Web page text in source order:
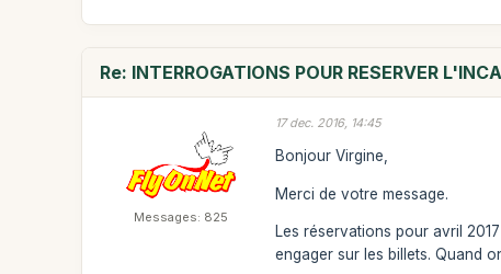
Re: INTERROGATIONS POUR RESERVER
Messages: 825
17 dec. 2016, 14:45
Bonjour Virgine,
Merci de votre message.
Les réservations pour avril
engager sur les billets. Quand